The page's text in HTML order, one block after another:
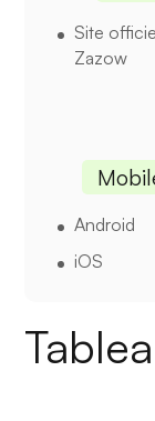
Site
Zazow
Android
iOS